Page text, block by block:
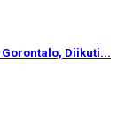
Gorontalo, Diikuti...